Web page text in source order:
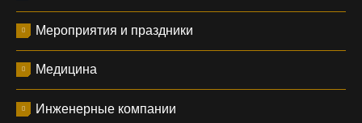
Мероприятия и праздники
Медицина
Инженерные компании